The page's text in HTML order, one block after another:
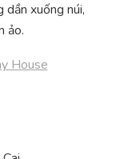
dần xuống núi,
ảo.